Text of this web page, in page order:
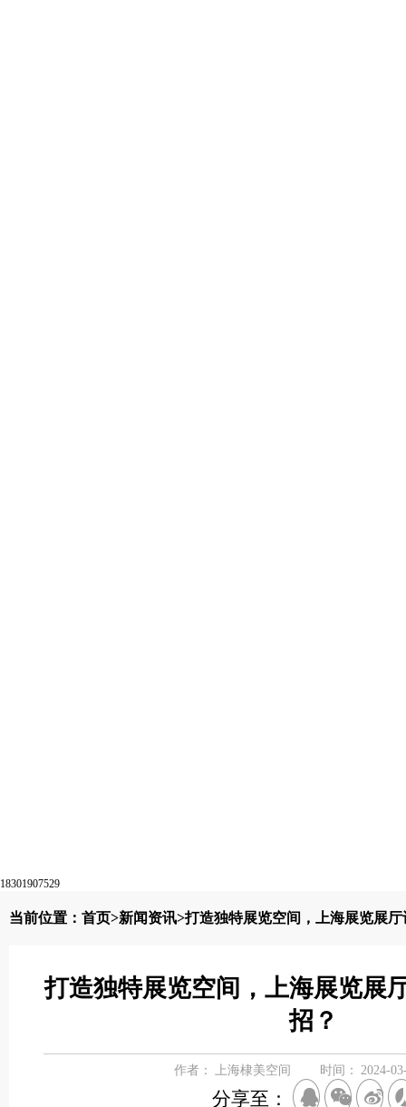
18301907529
当前位置： 首页>新闻资讯>打造独特展览空间，上海展览展
打造独特展览空间，上海展览展
招？
作者： 上海棣美空间 时间： 2024-
分享至：